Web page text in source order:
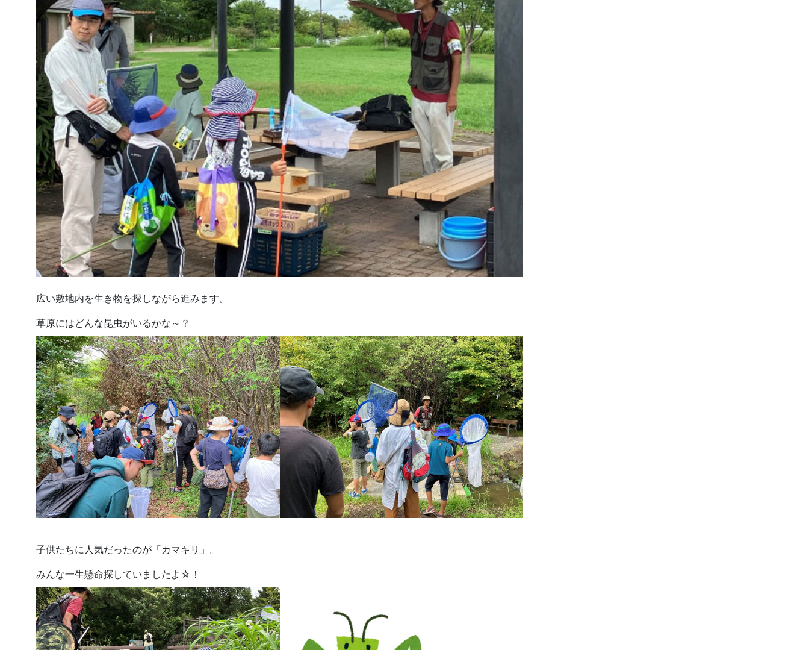
広い敷地内を生き物を探しながら進みます。
草原にはどんな昆虫がいるかな～？
子供たちに人気だったのが「カマキリ」。
みんな一生懸命探していましたよ☆！